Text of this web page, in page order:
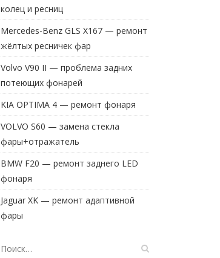
колец и ресниц
Mercedes-Benz GLS X167 — ремонт
жёлтых ресничек фар
Volvo V90 II — проблема задних
потеющих фонарей
KIA OPTIMA 4 — ремонт фонаря
VOLVO S60 — замена стекла
фары+отражатель
BMW F20 — ремонт заднего LED
фонаря
Jaguar XK — ремонт адаптивной
фары